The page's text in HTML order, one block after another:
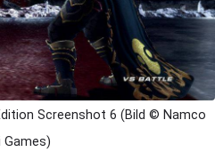
Screenshot 6 (Bild © Namco
Games)